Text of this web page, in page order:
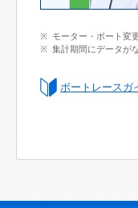
モーター・ボート変
集計期間にデータが
ボートレースガ